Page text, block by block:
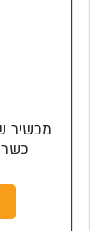
כשר 32 גיגה חצי טאץ